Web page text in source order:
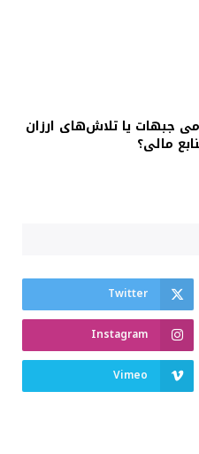
جبهات یا تلاش‌های ارزان
مالی؟
Twitter
Instagram
Vimeo